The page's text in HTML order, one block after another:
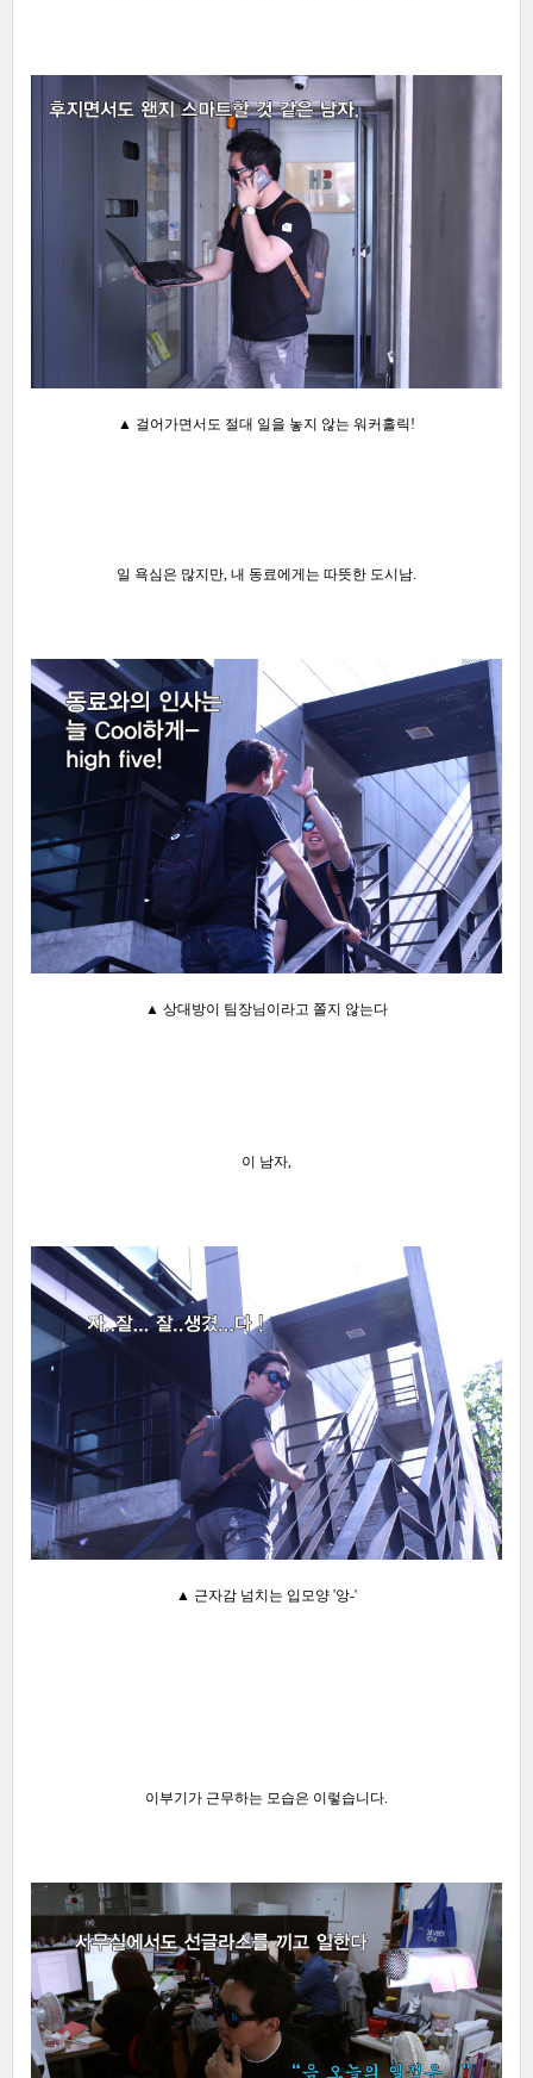
▲ 걸어가면서도 절대 일을 놓지 않는 워커홀릭!
일 욕심은 많지만, 내 동료에게는 따뜻한 도시남.
▲ 상대방이 팀장님이라고 쫄지 않는다
이 남자,
▲ 근자감 넘치는 입모양 '앙-'
이부기가 근무하는 모습은 이렇습니다.